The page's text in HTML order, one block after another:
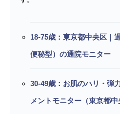
18-75歳：東京都中央区｜
便秘型）の通院モニター
30-49歳：お肌のハリ・弾
メントモニター（東京都中